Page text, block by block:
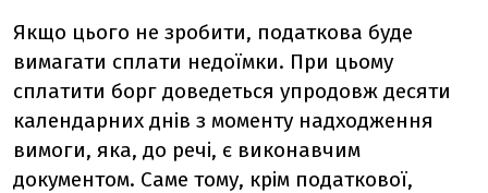
Якщо цього не зробити, податкова буде
вимагати сплати недоїмки. При цьому
сплатити борг доведеться упродовж десяти
календарних днів з моменту надходження
вимоги, яка, до речі, є виконавчим
документом. Саме тому, крім податкової,